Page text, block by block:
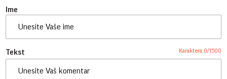
Ime
Tekst Karaktera:0/1500